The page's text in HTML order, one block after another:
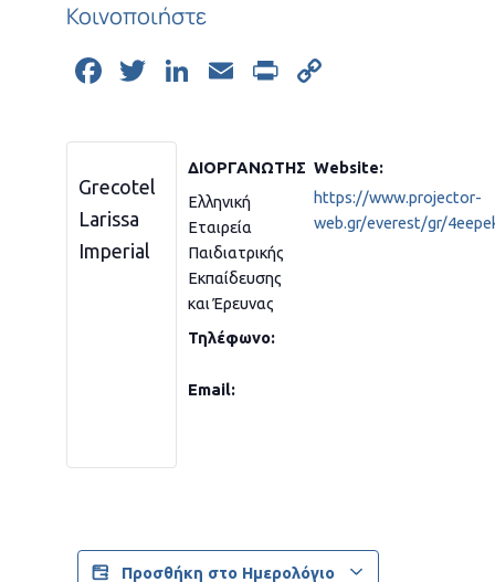
Κοινοποιήστε
Facebook
Twitter
LinkedIn
Email
Print
Grecotel
Larissa
Imperial
ΔΙΟΡΓΑΝΩΤΉΣ
Ελληνική
Εταιρεία
Παιδιατρικής
Εκπαίδευσης
και Έρευνας
Τηλέφωνο:
Email:
Website:
https://www.projector-
web.gr/everest/gr/
Προσθήκη στο Ημερολόγιο